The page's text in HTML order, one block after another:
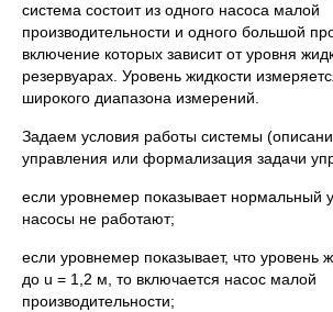
система состоит из одного насоса малой
производительности и одного большой
включение которых зависит от уровня
резервуарах. Уровень жидкости
широкого диапазона измерений.
Задаем условия работы системы
управления или формализация задачи
если уровнемер показывает нормальный
насосы не работают;
если уровнемер показывает, что уровень
до u = 1,2 м, то включается насос малой
производительности;